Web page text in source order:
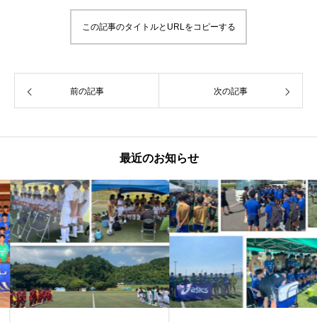
この記事のタイトルとURLをコピーする
前の記事 次の記事
最近のお知らせ